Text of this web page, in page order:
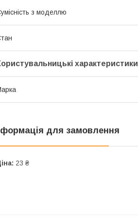
з моделлю
характеристики
для замовлення
23 ₴